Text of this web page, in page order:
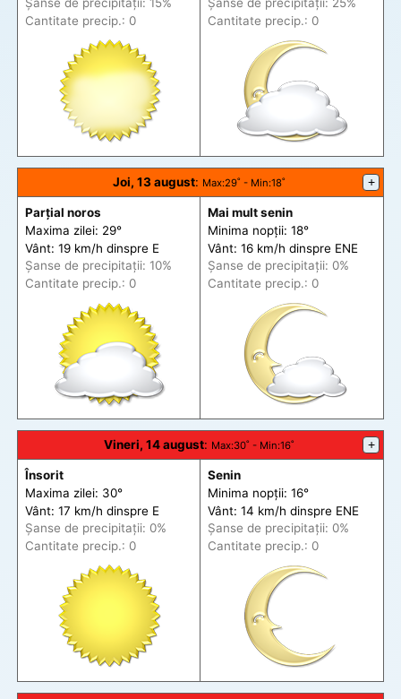
Șanse de precipitații: 15%
Cantitate precip.: 0
Șanse de precipitații: 25%
Cantitate precip.: 0
Joi, 13 august: Max:29˚ - Min:18˚ +
Parțial noros
Maxima zilei: 29°
Vânt: 19 km/h dinspre E
Șanse de precipitații: 10%
Cantitate precip.: 0
Mai mult senin
Minima nopții: 18°
Vânt: 16 km/h dinspre ENE
Șanse de precipitații: 0%
Cantitate precip.: 0
Vineri, 14 august: Max:30˚ - Min:16˚ +
Însorit
Maxima zilei: 30°
Vânt: 17 km/h dinspre E
Șanse de precipitații: 0%
Cantitate precip.: 0
Senin
Minima nopții: 16°
Vânt: 14 km/h dinspre ENE
Șanse de precipitații: 0%
Cantitate precip.: 0